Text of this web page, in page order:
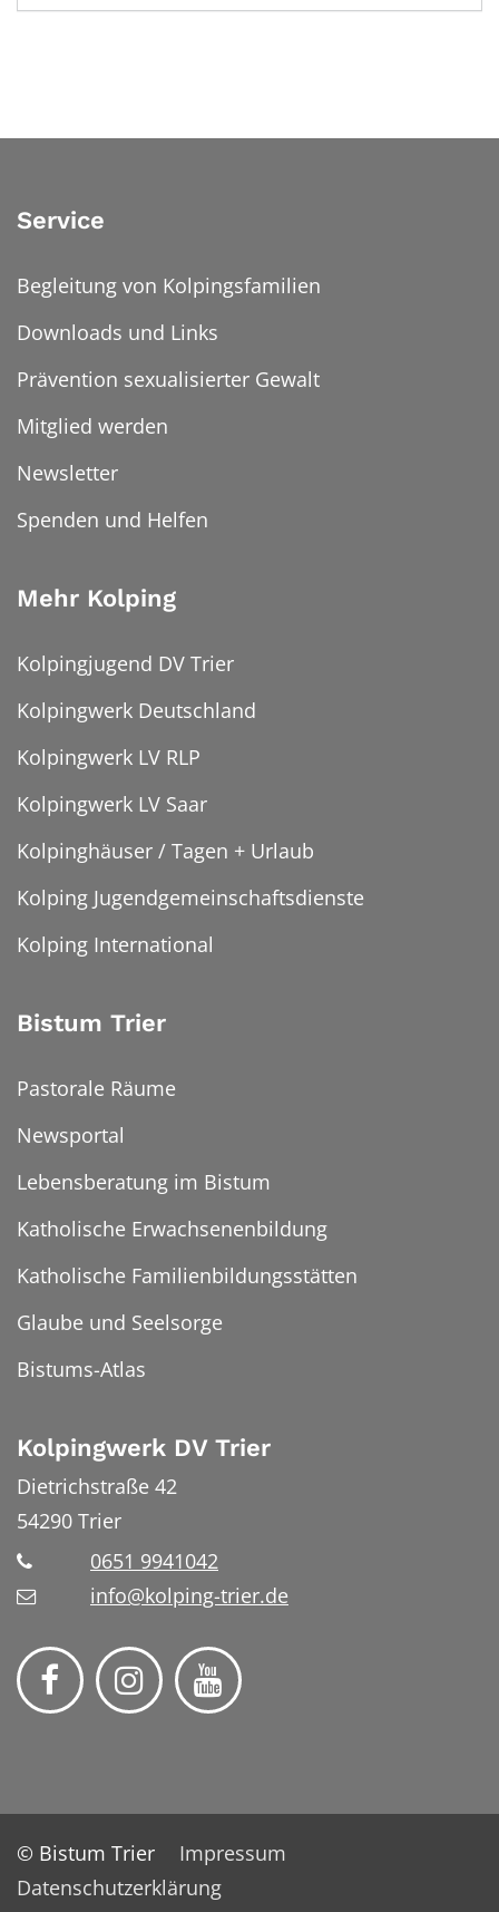
Service
Begleitung von Kolpingsfamilien
Downloads und Links
Prävention sexualisierter Gewalt
Mitglied werden
Newsletter
Spenden und Helfen
Mehr Kolping
Kolpingjugend DV Trier
Kolpingwerk Deutschland
Kolpingwerk LV RLP
Kolpingwerk LV Saar
Kolpinghäuser / Tagen + Urlaub
Kolping Jugendgemeinschaftsdienste
Kolping International
Bistum Trier
Pastorale Räume
Newsportal
Lebensberatung im Bistum
Katholische Erwachsenenbildung
Katholische Familienbildungsstätten
Glaube und Seelsorge
Bistums-Atlas
Kolpingwerk DV Trier
Dietrichstraße 42
54290 Trier
0651 9941042
info@kolping-trier.de
© Bistum Trier
Impressum
Datenschutzerklärung